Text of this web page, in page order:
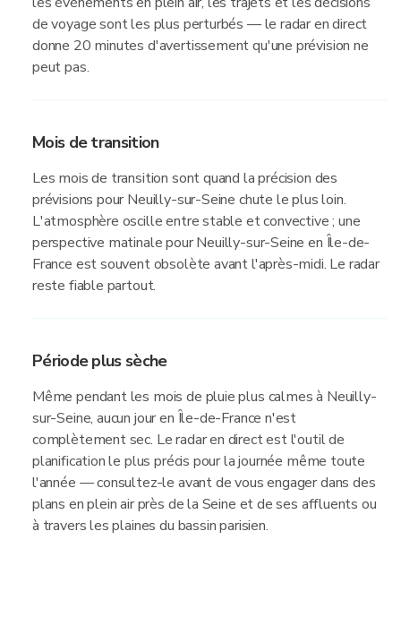
de voyage sont les plus perturbés — le radar en direct
donne 20 minutes d'avertissement qu'une prévision ne
peut pas.
Mois de transition
Les mois de transition sont quand la précision des
prévisions pour Neuilly-sur-Seine chute le plus loin.
L'atmosphère oscille entre stable et convective ; une
perspective matinale pour Neuilly-sur-Seine en Île-de-
France est souvent obsolète avant l'après-midi. Le radar
reste fiable partout.
Période plus sèche
Même pendant les mois de pluie plus calmes à Neuilly-
sur-Seine, aucun jour en Île-de-France n'est
complètement sec. Le radar en direct est l'outil de
planification le plus précis pour la journée même toute
l'année — consultez-le avant de vous engager dans des
plans en plein air près de la Seine et de ses affluents ou
à travers les plaines du bassin parisien.